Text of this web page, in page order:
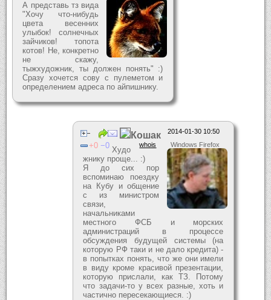
А представь тз вида
"Хочу что-нибудь
цвета весенних
улыбок! солнечных
зайчиков! топота
котов! Не, конкретно
не скажу,
тыжхудожник, ты должен понять" :)
Сразу хочется сову с пулеметом и
определением адреса по айпишнику.
2014-01-30 10:50
Windows Firefox
whois
0 0
Кошак
Худо
жнику проще... :)
Я до сих пор
вспоминаю поездку
на Кубу и общение
с из министром
связи,
начальниками
местного ФСБ и морских
администраций в процессе
обсуждения будущей системы (на
которую РФ таки и не дало кредита) -
в попытках понять, что же они имели
в виду кроме красивой презентации,
которую прислали, как ТЗ. Потому
что задачи-то у всех разные, хоть и
частично пересекающиеся. :)